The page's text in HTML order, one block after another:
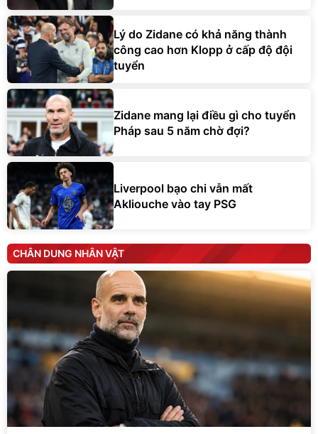
Lý do Zidane có khả năng thành
công cao hơn Klopp ở cấp độ đội
tuyển
Zidane mang lại điều gì cho tuyển
Pháp sau 5 năm chờ đợi?
Liverpool bạo chi vẫn mất
Akliouche vào tay PSG
CHÂN DUNG NHÂN VẬT